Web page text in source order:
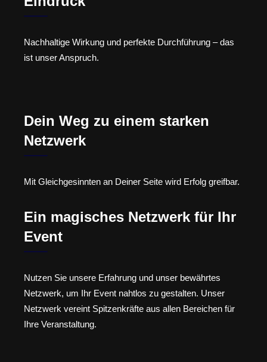
Nachhaltige Wirkung und perfekte Durchführung – das
ist unser Anspruch.
Dein Weg zu einem starken
Netzwerk
Mit Gleichgesinnten an Deiner Seite wird Erfolg greifbar.
Ein magisches Netzwerk für Ihr
Event
Nutzen Sie unsere Erfahrung und unser bewährtes
Netzwerk, um Ihr Event nahtlos zu gestalten. Unser
Netzwerk vereint Spitzenkräfte aus allen Bereichen für
Ihre Veranstaltung.